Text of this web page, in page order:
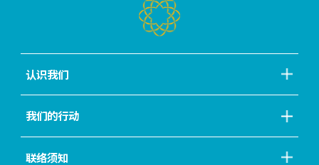
认识我们
我们的行动
联络须知